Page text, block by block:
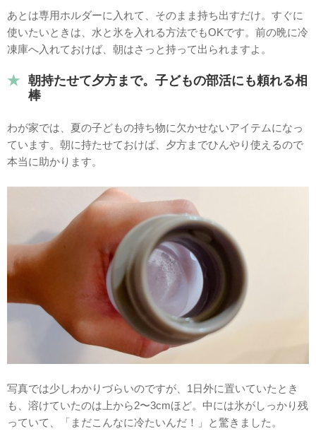
あとは専用ホルダーに入れて、そのまま持ち出すだけ。すぐに
使いたいときは、水と氷を入れる方法でもOKです。前の晩に冷
凍庫へ入れておけば、朝はさっと持って出られますよ。
朝持たせて夕方まで。子どもの部活にも頼れる相
棒
わが家では、夏の子どもの持ち物に欠かせないアイテムになっ
ています。朝に持たせておけば、夕方までひんやり使えるので
本当に助かります。
写真では少しわかりづらいのですが、1日外に置いていたとき
も、溶けていたのは上から2〜3cmほど。中には氷がしっかり残
っていて、「まだこんなに冷たいんだ！」と驚きました。